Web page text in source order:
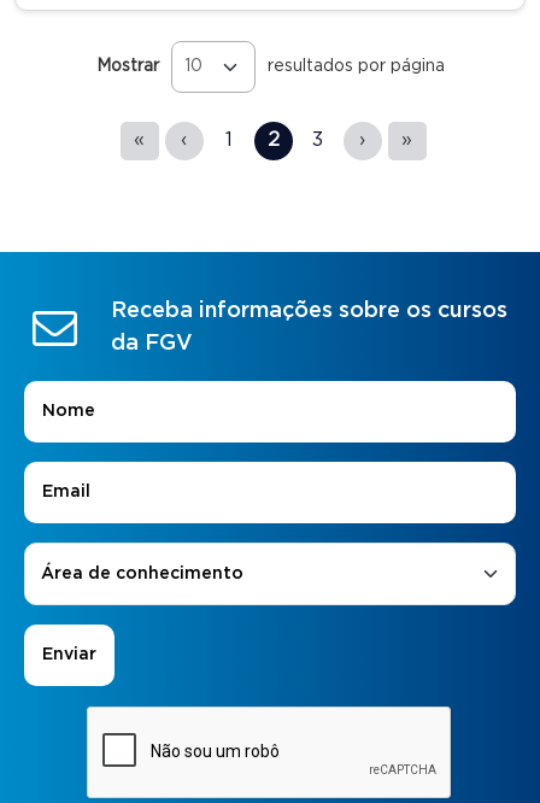
Mostrar resultados por página
Páginas « ‹ 1 2 3 › »
Receba informações sobre os cursos
da FGV
Nome
E-mail
Áreas de Interesse
Área de conhecimento